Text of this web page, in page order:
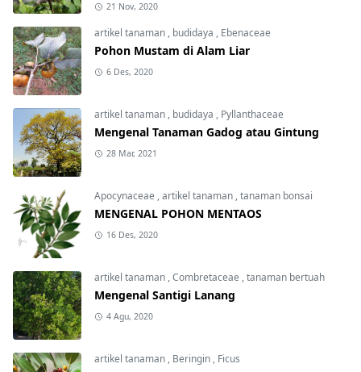
21 Nov, 2020
artikel tanaman , budidaya , Ebenaceae
Pohon Mustam di Alam Liar
6 Des, 2020
artikel tanaman , budidaya , Pyllanthaceae
Mengenal Tanaman Gadog atau Gintung
28 Mar, 2021
Apocynaceae ,artikel tanaman ,tanaman bonsai
MENGENAL POHON MENTAOS
16 Des, 2020
artikel tanaman ,Combretaceae ,tanaman bertuah
Mengenal Santigi Lanang
4 Agu, 2020
artikel tanaman , Beringin , Ficus